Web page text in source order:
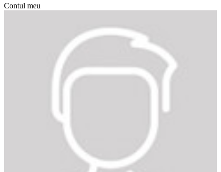
Contul meu